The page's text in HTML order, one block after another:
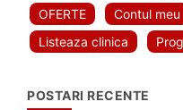
OFERTE
Contul meu
Listeaza clinica
POSTARI RECENTE